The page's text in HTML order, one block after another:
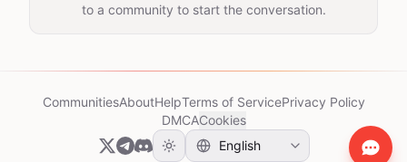
to a community to start the conversation.
CommunitiesAboutHelpTerms of ServicePrivacy Policy
DMCACookies